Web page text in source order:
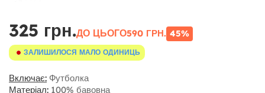
325 грн.ДО ЦЬОГО590 ГРН. 45%
ЗАЛИШИЛОСЯ МАЛО ОДИНИЦЬ
Включає: Футболка
Матеріал: 100% бавовна